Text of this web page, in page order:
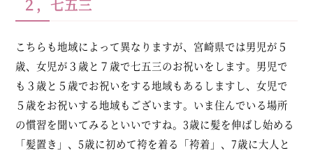
２，七五三
こちらも地域によって異なりますが、宮崎県では男児が５
歳、女児が３歳と７歳で七五三のお祝いをします。男児で
も３歳と５歳でお祝いをする地域もあるしますし、女児で
５歳をお祝いする地域もございます。いま住んでいる場所
の慣習を聞いてみるといいですね。3歳に髪を伸ばし始める
「髪置き」、5歳に初めて袴を着る「袴着」、7歳に大人と